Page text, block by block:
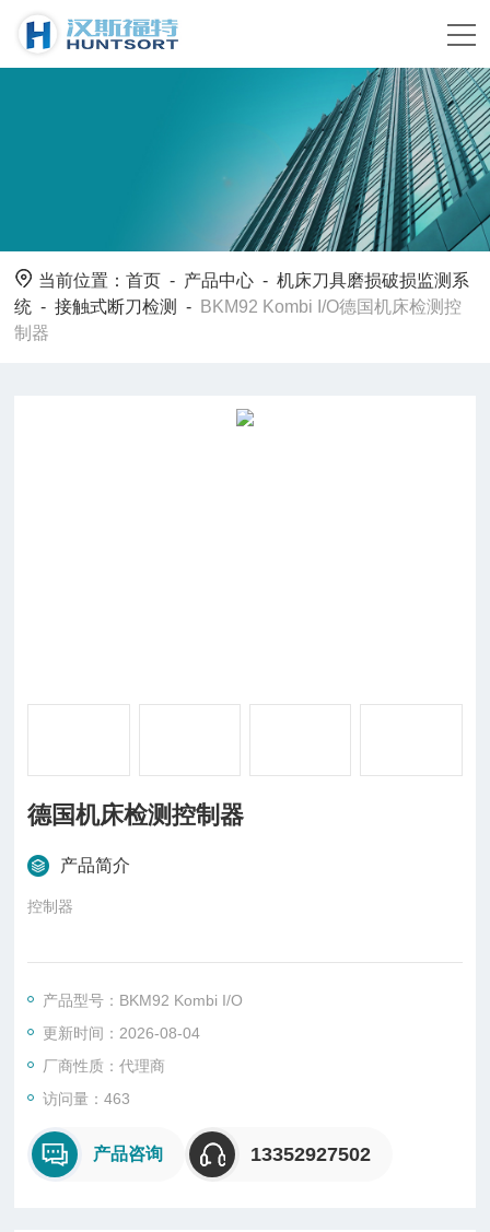
当前位置：首页 - 产品中心 -机床刀具磨损破损监测系
统 -接触式断刀检测 -
BKM92 Kombi I/O德国机床检测控
制器
德国机床检测控制器
产品简介
控制器
BKM92 Kombi I/O
Connections: Mini-USB接口，插拔式电源供给和探测头连接口
数字控制输入信号（正或负电逻辑控制）
产品型号：BKM92 Kombi I/O
更新时间：2026-08-04
厂商性质：代理商
访问量：463
产品咨询 13352927502